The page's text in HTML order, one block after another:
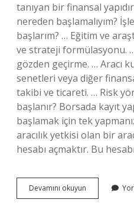
tanıyan bir finansal
nereden başlamalıyım?
başlarım? … Eğitim ve
ve strateji formülasyonu.
gözden geçirme. … Aracı
senetleri veya diğer
takibi ve ticareti. … Risk
başlanır? Borsada kayıt
başlamak için tek
aracılık yetkisi olan bir
hesabı açmaktır. Bu
Devamını okuyun
Nasıl